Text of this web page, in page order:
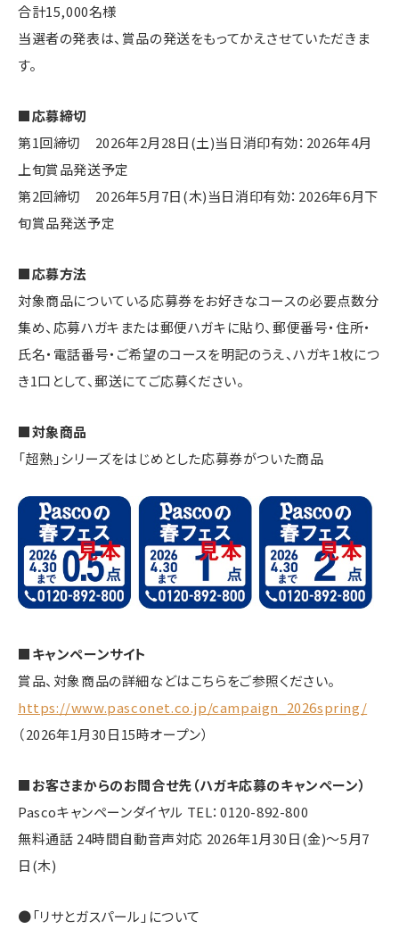
合計15,000名様
当選者の発表は、賞品の発送をもってかえさせていただきま
す。
■応募締切
第1回締切 2026年2月28日(土)当日消印有効：2026年4月
上旬賞品発送予定
第2回締切 2026年5月7日(木)当日消印有効：2026年6月下
旬賞品発送予定
■応募方法
対象商品についている応募券をお好きなコースの必要点数分
集め、応募ハガキまたは郵便ハガキに貼り、郵便番号・住所・
氏名・電話番号・ご希望のコースを明記のうえ、ハガキ1枚につ
き1口として、郵送にてご応募ください。
■対象商品
「超熟」シリーズをはじめとした応募券がついた商品
■キャンペーンサイト
賞品、対象商品の詳細などはこちらをご参照ください。
https://www.pasconet.co.jp/campaign_2026spring/
（2026年1月30日15時オープン）
■お客さまからのお問合せ先（ハガキ応募のキャンペーン）
Pascoキャンペーンダイヤル TEL：0120-892-800
無料通話 24時間自動音声対応 2026年1月30日(金)～5月7
日(木)
●「リサとガスパール」について